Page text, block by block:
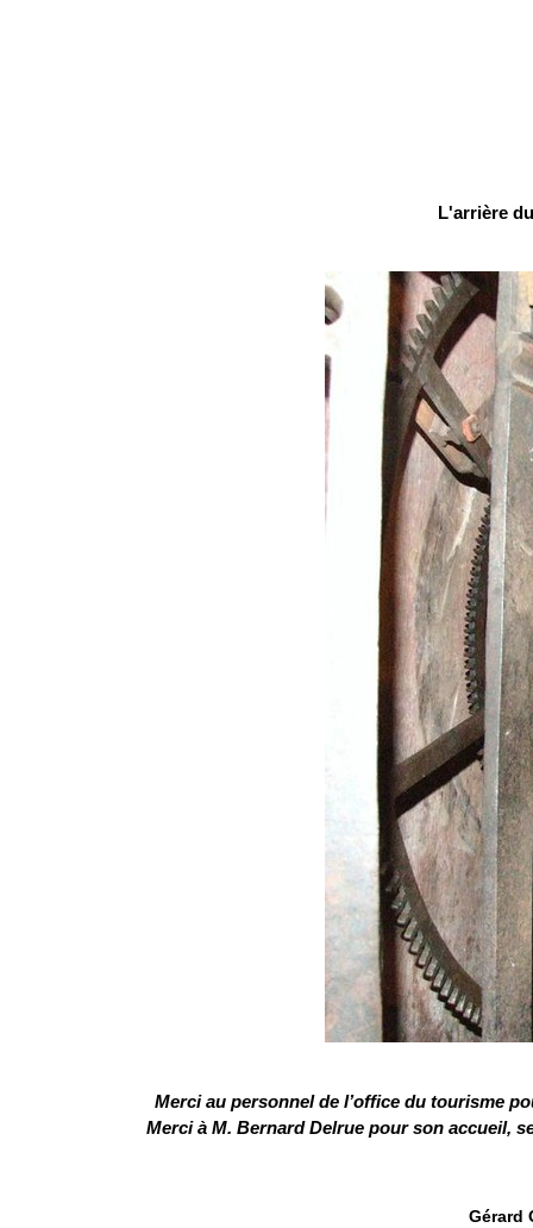
L'arrière
Merci au personnel de l’office du tourisme
Merci à M. Bernard Delrue pour son accueil,
Gérard